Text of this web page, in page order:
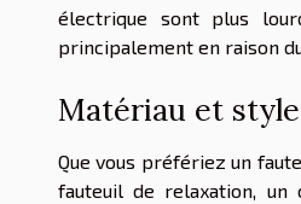
électrique sont plus
principalement en raison
Matériau et style
Que vous préfériez un
fauteuil de relaxation, un